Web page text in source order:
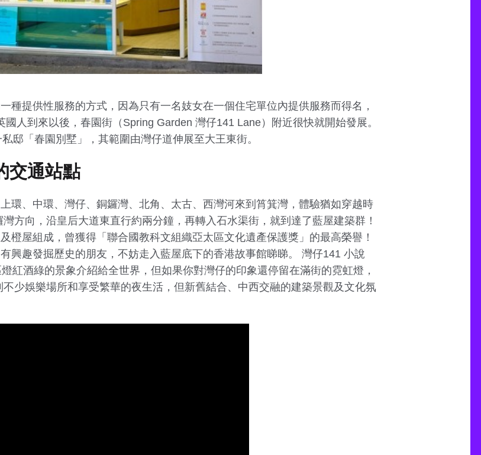
種提供性服務的方式，因為只有一名妓女在一個住宅單位內提供服務而得名，
人到來以後，春園街（Spring Garden 灣仔141 Lane）附近很快就開始發展。
邸「春園別墅」，其範圍由灣仔道伸展至大王東街。
交通站點
環、中環、灣仔、銅鑼灣、北角、太古、西灣河來到筲箕灣，體驗猶如穿越時
方向，沿皇后大道東直行約兩分鐘，再轉入石水渠街，就到達了藍屋建築群！
橙屋組成，曾獲得「聯合國教科文組織亞太區文化遺產保護獎」的最高榮譽！
興趣發掘歷史的朋友，不妨走入藍屋底下的香港故事館睇睇。 灣仔141 小說
紅酒綠的景象介紹給全世界，但如果你對灣仔的印象還停留在滿街的霓虹燈，
少娛樂場所和享受繁華的夜生活，但新舊結合、中西交融的建築景觀及文化氛